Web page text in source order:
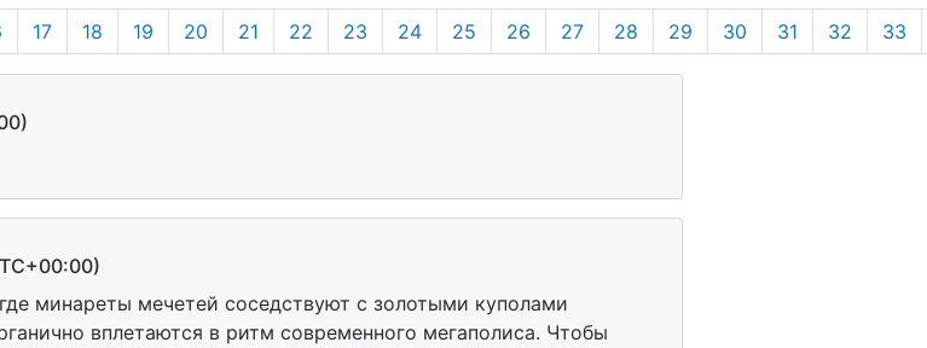
17 18 19 20 21 22 23 24 25 26 27 28 29 30 31 32 33
минареты мечетей соседствуют с золотыми куполами
вплетаются в ритм современного мегаполиса. Чтобы